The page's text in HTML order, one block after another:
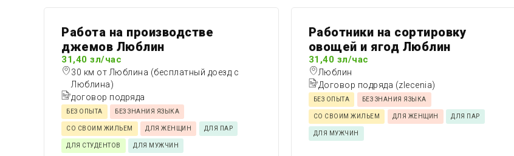
Работа на производстве
джемов Люблин
31,40 зл/час
30 км от Люблина (бесплатный доезд с
Люблина)
договор подряда
БЕЗ ОПЫТА БЕЗ ЗНАНИЯ ЯЗЫКА
СО СВОИМ ЖИЛЬЕМ ДЛЯ ЖЕНЩИН ДЛЯ ПАР
ДЛЯ СТУДЕНТОВ ДЛЯ МУЖЧИН
Работники на сортировку
овощей и ягод Люблин
31,40 зл/час
Люблин
Договор подряда (zlecenia)
БЕЗ ОПЫТА БЕЗ ЗНАНИЯ ЯЗЫКА
СО СВОИМ ЖИЛЬЕМ ДЛЯ ЖЕНЩИН ДЛЯ ПАР
ДЛЯ МУЖЧИН